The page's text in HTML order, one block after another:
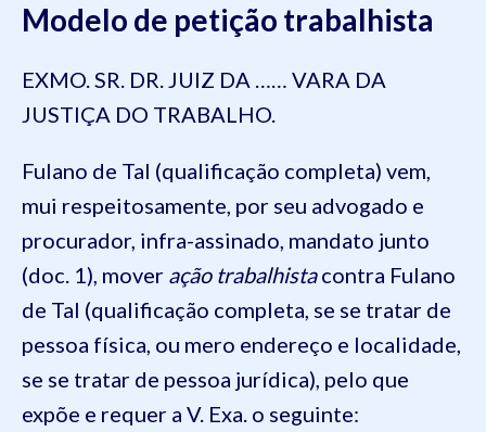
Modelo de petição trabalhista
EXMO. SR. DR. JUIZ DA …… VARA DA
JUSTIÇA DO TRABALHO.
Fulano de Tal (qualificação completa) vem,
mui respeitosamente, por seu advogado e
procurador, infra-assinado, mandato junto
(doc. 1), mover ação trabalhistacontra Fulano
de Tal (qualificação completa, se se tratar de
pessoa física, ou mero endereço e localidade,
se se tratar de pessoa jurídica), pelo que
expõe e requer a V. Exa. o seguinte: